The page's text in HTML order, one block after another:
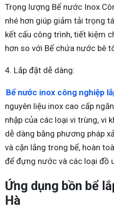
Trọng lượng Bể nước Inox
nhé hơn giúp giảm tải trọng
kết cấu công trình, tiết kiệm
hơn so với Bể chứa nước bê
4. Lắp đặt dễ dàng:
Bể nước inox công nghiệp
nguyên liệu inox cao cấp
nhập của các loại vi trùng, vi
dễ dàng bằng phương pháp
và cặn lắng trong bể, hoàn
để đựng nước và các loại đồ
Ứng dụng bồn bể
Hà